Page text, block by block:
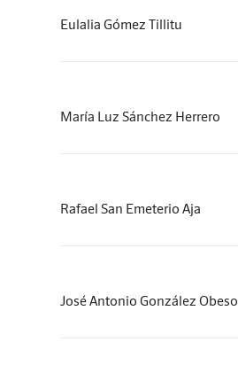
Eulalia Gómez Tillitu
María Luz Sánchez Herrero
Rafael San Emeterio Aja
José Antonio González Obeso